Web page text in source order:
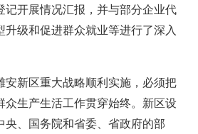
记开展情况汇报，并与部分企业代
升级和促进群众就业等进行了深入
新区重大战略顺利实施，必须把
众生产生活工作贯穿始终。新区设
央、国务院和省委、省政府的部